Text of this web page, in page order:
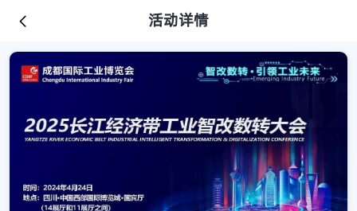
活动详情